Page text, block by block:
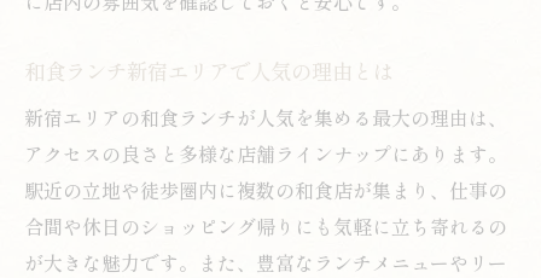
和食ランチ新宿エリアで人気の理由とは
新宿エリアの和食ランチが人気を集める最大の理由は、
アクセスの良さと多様な店舗ラインナップにあります。
駅近の立地や徒歩圏内に複数の和食店が集まり、仕事の
合間や休日のショッピング帰りにも気軽に立ち寄れるの
が大きな魅力です。また、豊富なランチメニューやリー